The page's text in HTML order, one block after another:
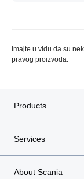
Imajte u vidu da su
pravog proizvoda.
Products
Services
About Scania